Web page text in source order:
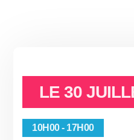
LE30
10H00 - 17H00